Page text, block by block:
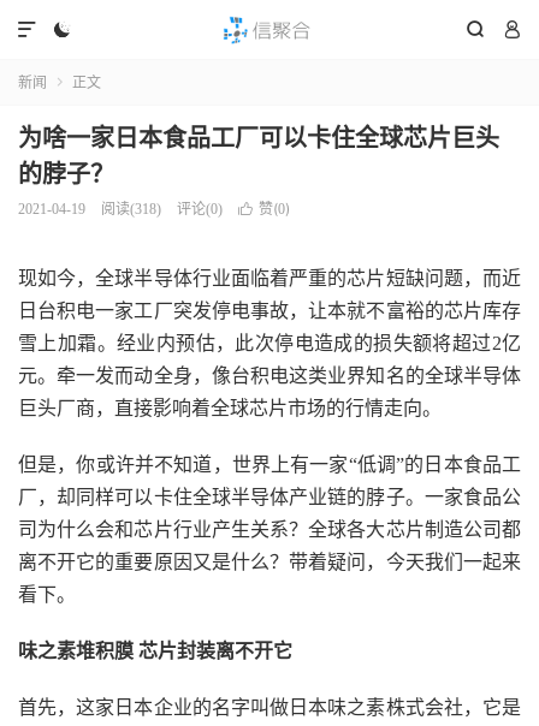
  

新闻  正文
为啥一家日本食品工厂可以卡住全球芯片巨头
的脖子？
2021-04-19 阅读(318) 评论(0)  赞(0)
现如今，全球半导体行业面临着严重的芯片短缺问题，而近
日台积电一家工厂突发停电事故，让本就不富裕的芯片库存
雪上加霜。经业内预估，此次停电造成的损失额将超过2亿
元。牵一发而动全身，像台积电这类业界知名的全球半导体
巨头厂商，直接影响着全球芯片市场的行情走向。
但是，你或许并不知道，世界上有一家“低调”的日本食品工
厂，却同样可以卡住全球半导体产业链的脖子。一家食品公
司为什么会和芯片行业产生关系？全球各大芯片制造公司都
离不开它的重要原因又是什么？带着疑问，今天我们一起来
看下。
味之素堆积膜 芯片封装离不开它
首先，这家日本企业的名字叫做日本味之素株式会社，它是